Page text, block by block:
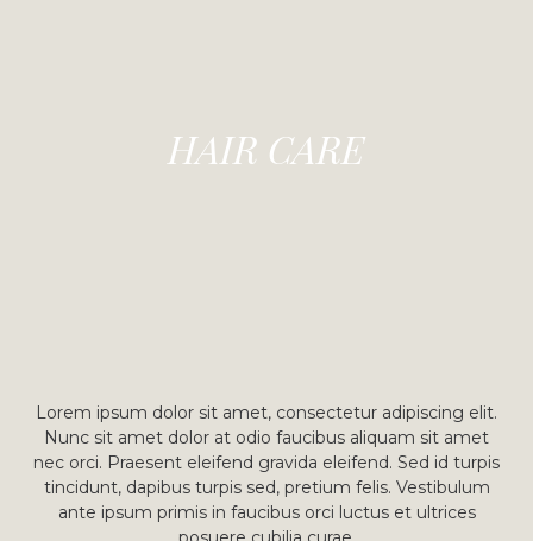
HAIR CARE
Lorem ipsum dolor sit amet, consectetur adipiscing elit.
Nunc sit amet dolor at odio faucibus aliquam sit amet
nec orci. Praesent eleifend gravida eleifend. Sed id turpis
tincidunt, dapibus turpis sed, pretium felis. Vestibulum
ante ipsum primis in faucibus orci luctus et ultrices